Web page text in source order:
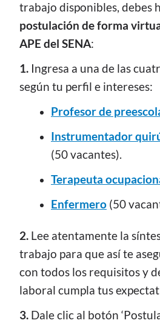
trabajo disponibles, debes
postulación de forma
APE del SENA:
1. Ingresa a una de las
según tu perfil e intereses:
Profesor de
Instrumentador
(50 vacantes).
Terapeuta
Enfermero (50
2. Lee atentamente la
trabajo para que así te
con todos los requisitos y
laboral cumpla tus
3. Dale clic al botón